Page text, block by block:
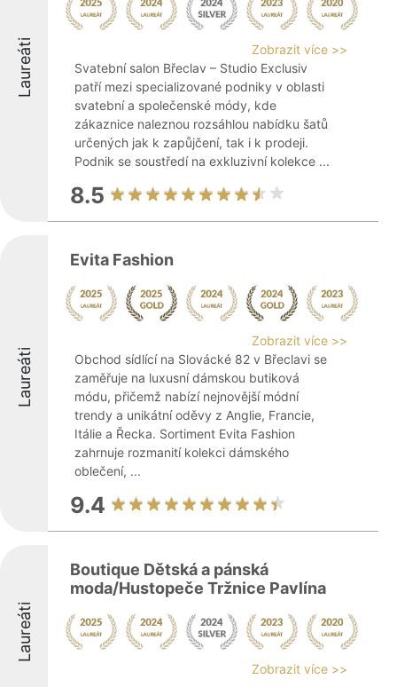
Laureáti
Zobrazit více >>
Svatební salon Břeclav – Studio Exclusiv
patří mezi specializované podniky v oblasti
svatební a společenské módy, kde
zákaznice naleznou rozsáhlou nabídku šatů
určených jak k zapůjčení, tak i k prodeji.
Podnik se soustředí na exkluzivní kolekce ...
8.5
Laureáti
Evita Fashion
Zobrazit více >>
Obchod sídlící na Slovácké 82 v Břeclavi se
zaměřuje na luxusní dámskou butiková
módu, přičemž nabízí nejnovější módní
trendy a unikátní oděvy z Anglie, Francie,
Itálie a Řecka. Sortiment Evita Fashion
zahrnuje rozmanití kolekci dámského
oblečení, ...
9.4
Laureáti
Boutique Dětská a pánská
moda/Hustopeče Tržnice Pavlína
Zobrazit více >>